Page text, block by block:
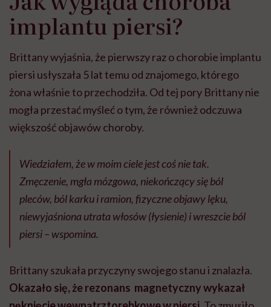
implantu piersi?
Brittany wyjaśnia, że pierwszy raz o chorobie implantu
piersi usłyszała 5 lat temu od znajomego, którego
żona właśnie to przechodziła. Od tej pory Brittany nie
mogła przestać myśleć o tym, że również odczuwa
większość objawów choroby.
Wiedziałem, że w moim ciele jest coś nie tak.
Zmęczenie, mgła mózgowa, niekończący się ból
pleców, ból karku i ramion, fizyczne objawy lęku,
niewyjaśniona utrata włosów (łysienie) i wreszcie ból
piersi – wspomina.
Brittany szukała przyczyny swojego stanu i znalazła.
Okazało się, że rezonans magnetyczny wykazał